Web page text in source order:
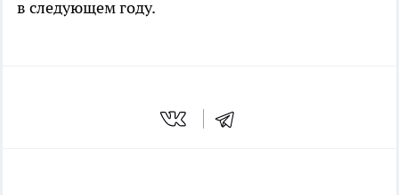
в следующем году.